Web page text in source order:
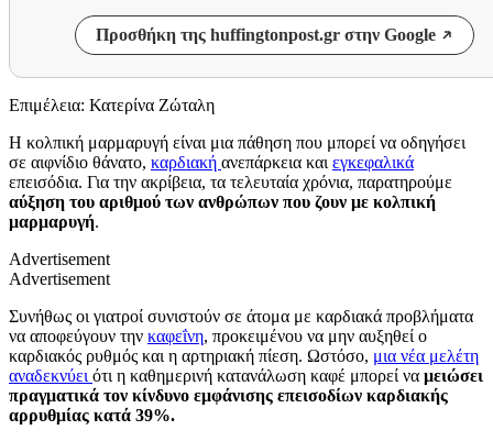
Προσθήκη της huffingtonpost.gr στην Google
Επιμέλεια: Κατερίνα Ζώταλη
Η κολπική μαρμαρυγή είναι μια πάθηση που μπορεί να οδηγήσει
σε αιφνίδιο θάνατο, καρδιακή ανεπάρκεια και εγκεφαλικά
επεισόδια. Για την ακρίβεια, τα τελευταία χρόνια, παρατηρούμε
αύξηση του αριθμού των ανθρώπων που ζουν με κολπική
μαρμαρυγή.
Advertisement
Advertisement
Συνήθως οι γιατροί συνιστούν σε άτομα με καρδιακά προβλήματα
να αποφεύγουν την καφεΐνη, προκειμένου να μην αυξηθεί ο
καρδιακός ρυθμός και η αρτηριακή πίεση. Ωστόσο, μια νέα μελέτη
αναδεκνύει ότι η καθημερινή κατανάλωση καφέ μπορεί να μειώσει
πραγματικά τον κίνδυνο εμφάνισης επεισοδίων καρδιακής
αρρυθμίας κατά 39%.